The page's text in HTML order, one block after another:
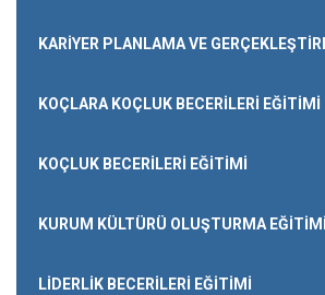
KARIYER PLANLAMA VE
KOÇLARA KOÇLUK BECERILERI EĞITIMI
KOÇLUK BECERILERI EĞITIMI
KURUM KÜLTÜRÜ OLUŞTURMA EĞITIMI
LIDERLIK BECERILERI EĞITIMI